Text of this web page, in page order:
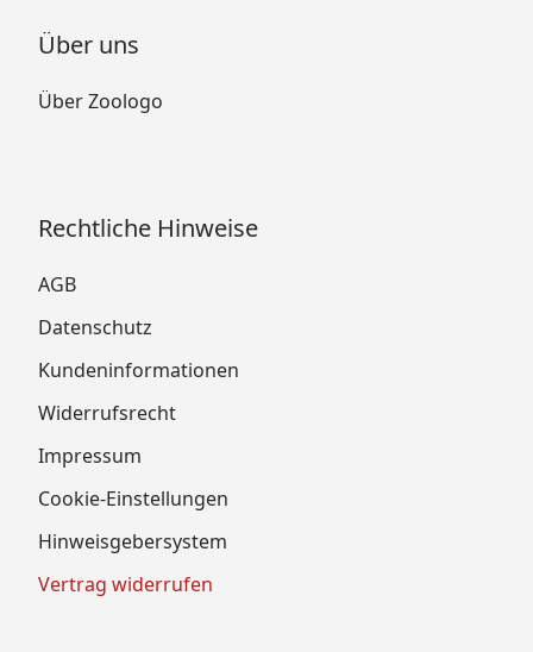
Über uns
Über Zoologo
Rechtliche Hinweise
AGB
Datenschutz
Kundeninformationen
Widerrufsrecht
Impressum
Cookie-Einstellungen
Hinweisgebersystem
Vertrag widerrufen